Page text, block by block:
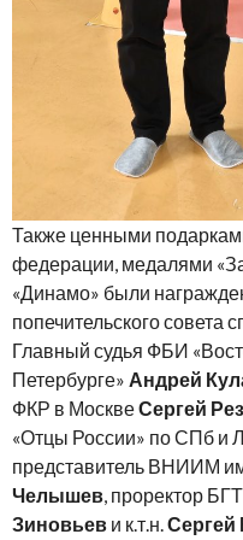
Также ценными
федерации, медалями
«Динамо» были
попечительского совета
Главный судья ФБИ
Петербурге» Андрей
ФКР в МосквеСергей
«Отцы России» по СПб и
представитель ВНИИМ
Челышев, проректор
Зиновьев и к.т.н.Сергей